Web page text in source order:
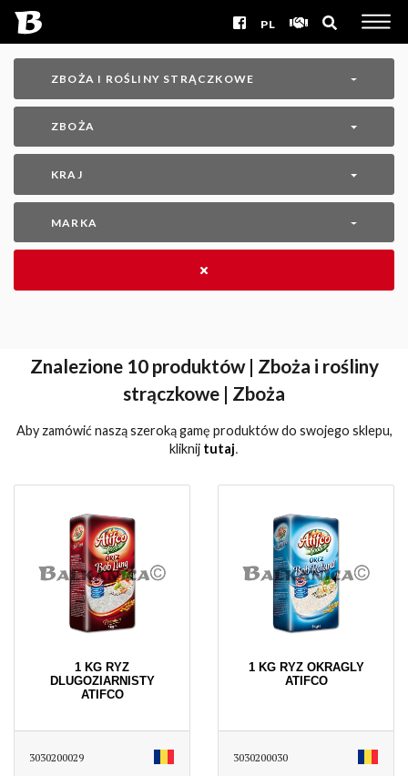
PL
ZBOŻA I ROŚLINY STRĄCZKOWE
ZBOŻA
KRAJ
MARKA
Znalezione 10produktów | Zboża i rośliny
strączkowe | Zboża
Aby zamówić naszą szeroką gamę produktów do swojego sklepu,
kliknij tutaj․
1 KG RYZ
DLUGOZIARNISTY
ATIFCO
3030200029
1 KG RYZ OKRAGLY
ATIFCO
3030200030